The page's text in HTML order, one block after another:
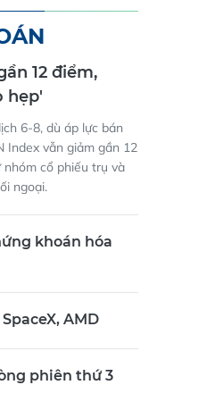
12 điểm,
hẹp'
6-8, dù áp lực bán
Index vẫn giảm gần 12
cổ phiếu trụ và
ngoại.
khoán hóa
AMD
phiên thứ 3